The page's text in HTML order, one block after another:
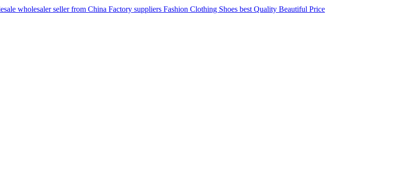
wholesaler seller from China Factory suppliers Fashion Clothing Shoes best Quality Beautiful Price